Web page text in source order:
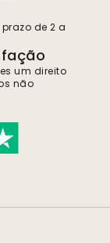
de 2 a
um direito
não